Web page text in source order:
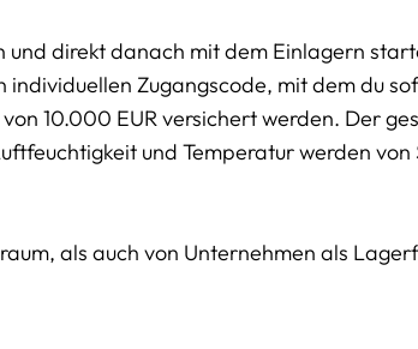
und direkt danach mit dem Einlagern
Zugangscode, mit dem du
10.000 EUR versichert werden. Der
und Temperatur werden von
als auch von Unternehmen als